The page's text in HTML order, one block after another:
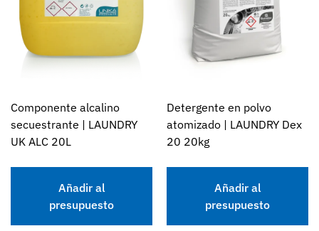
Componente alcalino
secuestrante | LAUNDRY
UK ALC 20L
Añadir al
presupuesto
Detergente en polvo
atomizado | LAUNDRY Dex
20 20kg
Añadir al
presupuesto